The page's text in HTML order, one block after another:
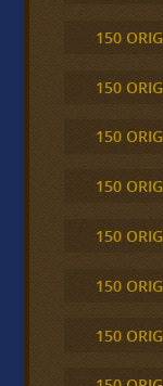
150
150
150
150
150
150
150